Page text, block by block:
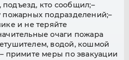
подъезд, кто сообщил;–
пожарных подразделений;–
и не теряйте
очаги пожара
водой, кошмой
примите меры по эвакуации